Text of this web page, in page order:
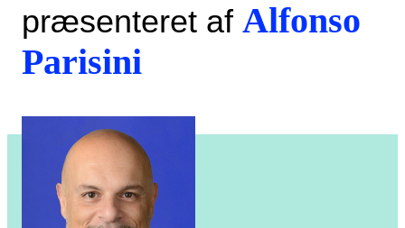
præsenteret af Alfonso
Parisini